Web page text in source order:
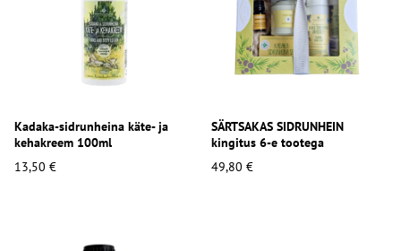
Kadaka-sidrunheina käte- ja
kehakreem 100ml
13,50 €
SÄRTSAKAS SIDRUNHEIN
kingitus 6-e tootega
49,80 €